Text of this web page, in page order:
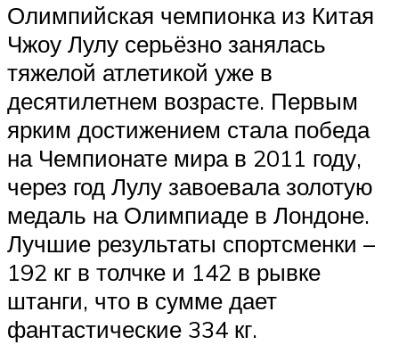
Олимпийская чемпионка из Китая
Чжоу Лулу серьёзно занялась
тяжелой атлетикой уже в
десятилетнем возрасте. Первым
ярким достижением стала победа
на Чемпионате мира в 2011 году,
через год Лулу завоевала золотую
медаль на Олимпиаде в Лондоне.
Лучшие результаты спортсменки –
192 кг в толчке и 142 в рывке
штанги, что в сумме дает
фантастические 334 кг.